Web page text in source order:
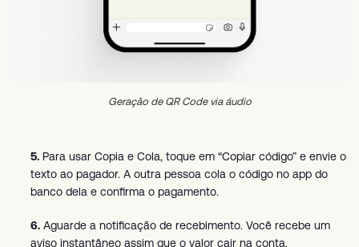
Geração de QR Code via áudio
5. Para usar Copia e Cola, toque em “Copiar código” e envie o
texto ao pagador. A outra pessoa cola o código no app do
banco dela e confirma o pagamento.
6. Aguarde a notificação de recebimento. Você recebe um
aviso instantâneo assim que o valor cair na conta.